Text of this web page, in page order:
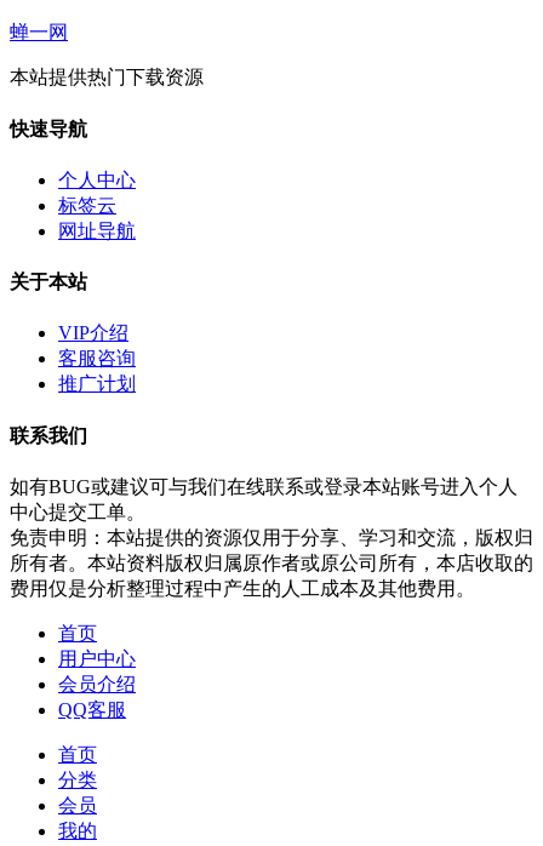
蝉一网
本站提供热门下载资源
快速导航
个人中心
标签云
网址导航
关于本站
VIP介绍
客服咨询
推广计划
联系我们
如有BUG或建议可与我们在线联系或登录本站账号进入个人
中心提交工单。
免责申明：本站提供的资源仅用于分享、学习和交流，版权归
所有者。本站资料版权归属原作者或原公司所有，本店收取的
费用仅是分析整理过程中产生的人工成本及其他费用。
首页
用户中心
会员介绍
QQ客服
首页
分类
会员
我的